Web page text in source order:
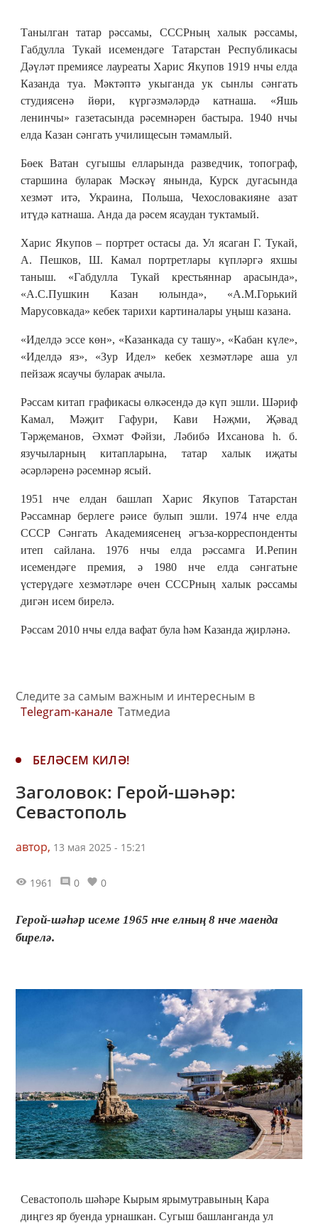
Танылган татар рәссамы, СССРның халык рәссамы,
Габдулла Тукай исемендәге Татарстан Республикасы
Дәүләт премиясе лауреаты Харис Якупов 1919 нчы елда
Казанда туа. Мәктәптә укыганда ук сынлы сәнгать
студиясенә йөри, күргәзмәләрдә катнаша. «Яшь
ленинчы» газетасында рәсемнәрен бастыра. 1940 нчы
елда Казан сәнгать училищесын тәмамлый.
Бөек Ватан сугышы елларында разведчик, топограф,
старшина буларак Мәскәү янында, Курск дугасында
хезмәт итә, Украина, Польша, Чехословакияне азат
итүдә катнаша. Анда да рәсем ясаудан туктамый.
Харис Якупов – портрет остасы да. Ул ясаган Г. Тукай,
А. Пешков, Ш. Камал портретлары күпләргә яхшы
таныш. «Габдулла Тукай крестьяннар арасында»,
«А.С.Пушкин Казан юлында», «А.М.Горький
Марусовкада» кебек тарихи картиналары уңыш казана.
«Иделдә эссе көн», «Казанкада су ташу», «Кабан күле»,
«Иделдә яз», «Зур Идел» кебек хезмәтләре аша ул
пейзаж ясаучы буларак ачыла.
Рәссам китап графикасы өлкәсендә дә күп эшли. Шәриф
Камал, Мәҗит Гафури, Кави Нәҗми, Җәвад
Тәрҗеманов, Әхмәт Фәйзи, Ләбибә Ихсанова һ. б.
язучыларның китапларына, татар халык иҗаты
әсәрләренә рәсемнәр ясый.
1951 нче елдан башлап Харис Якупов Татарстан
Рәссамнар берлеге рәисе булып эшли. 1974 нче елда
СССР Сәнгать Академиясенең әгъза-корреспонденты
итеп сайлана. 1976 нчы елда рәссамга И.Репин
исемендәге премия, ә 1980 нче елда сәнгатьне
үстерүдәге хезмәтләре өчен СССРның халык рәссамы
дигән исем бирелә.
Рәссам 2010 нчы елда вафат була һәм Казанда җирләнә.
Следите за самым важным и интересным в
Telegram-канале Татмедиа
БЕЛӘСЕМ КИЛӘ!
Заголовок: Герой-шәһәр:
Севастополь
автор, 13 мая 2025 - 15:21
1961 0 0
Герой-шәһәр исеме 1965 нче елның 8 нче маенда
бирелә.
Севастополь шәһәре Кырым ярымутравының Кара
диңгез яр буенда урнашкан. Сугыш башланганда ул